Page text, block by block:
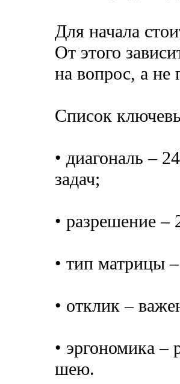
Для начала
От этого
на вопрос, а не
Список
• диагональ –
задач;
• разрешение –
• тип матрицы
• отклик –
• эргономика –
шею.